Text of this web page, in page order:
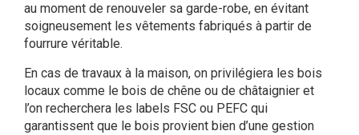
au moment de renouveler sa garde-robe, en évitant
soigneusement les vêtements fabriqués à partir de
fourrure véritable.
En cas de travaux à la maison, on privilégiera les bois
locaux comme le bois de chêne ou de châtaignier et
l’on recherchera les labels FSC ou PEFC qui
garantissent que le bois provient bien d’une gestion